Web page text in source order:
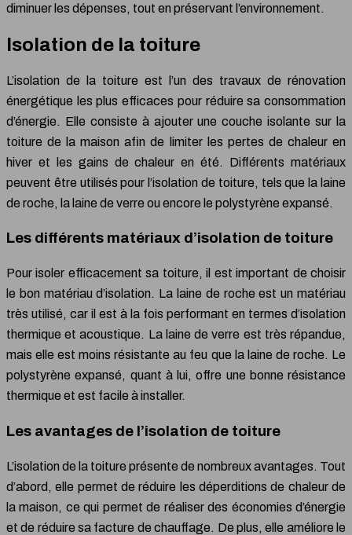
diminuer les dépenses, tout en préservant l’environnement.
Isolation de la toiture
L’isolation de la toiture est l’un des travaux de rénovation
énergétique les plus efficaces pour réduire sa consommation
d’énergie. Elle consiste à ajouter une couche isolante sur la
toiture de la maison afin de limiter les pertes de chaleur en
hiver et les gains de chaleur en été. Différents matériaux
peuvent être utilisés pour l’isolation de toiture, tels que la laine
de roche, la laine de verre ou encore le polystyrène expansé.
Les différents matériaux d’isolation de toiture
Pour isoler efficacement sa toiture, il est important de choisir
le bon matériau d’isolation. La laine de roche est un matériau
très utilisé, car il est à la fois performant en termes d’isolation
thermique et acoustique. La laine de verre est très répandue,
mais elle est moins résistante au feu que la laine de roche. Le
polystyrène expansé, quant à lui, offre une bonne résistance
thermique et est facile à installer.
Les avantages de l’isolation de toiture
L’isolation de la toiture présente de nombreux avantages. Tout
d’abord, elle permet de réduire les déperditions de chaleur de
la maison, ce qui permet de réaliser des économies d’énergie
et de réduire sa facture de chauffage. De plus, elle améliore le